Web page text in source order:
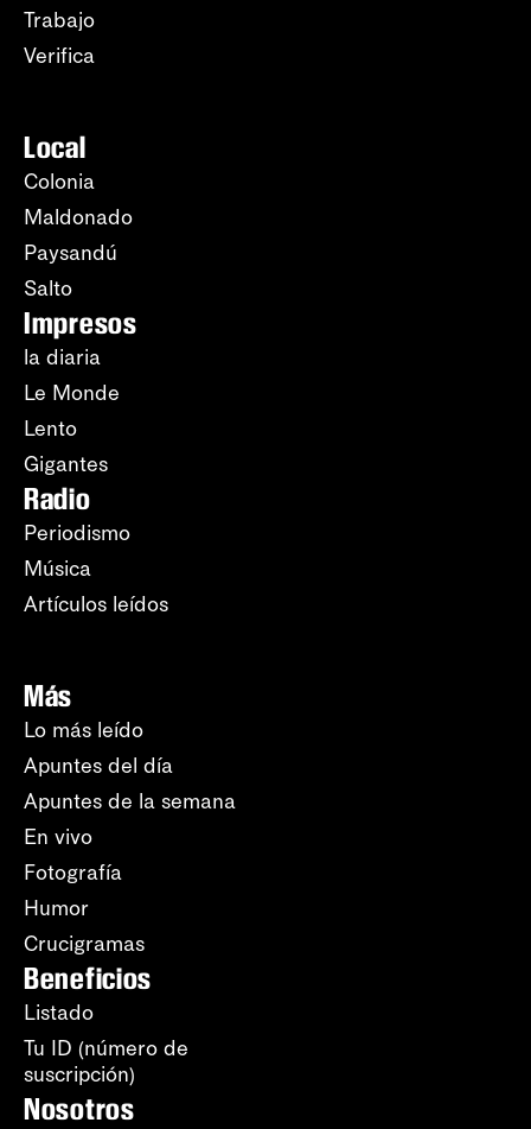
Trabajo
Verifica
Local
Colonia
Maldonado
Paysandú
Salto
Impresos
la diaria
Le Monde
Lento
Gigantes
Radio
Periodismo
Música
Artículos leídos
Más
Lo más leído
Apuntes del día
Apuntes de la semana
En vivo
Fotografía
Humor
Crucigramas
Beneficios
Listado
Tu ID (número de
suscripción)
Nosotros